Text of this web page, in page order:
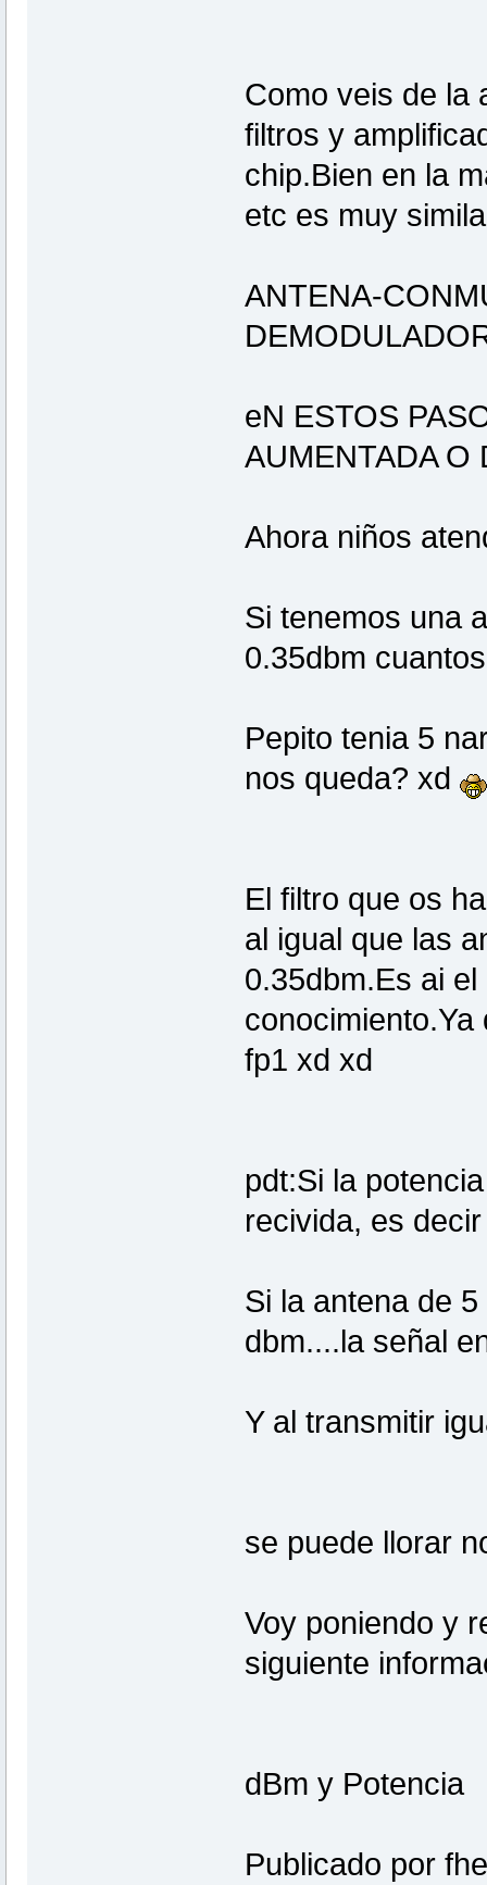
Como veis de la
filtros y
chip.Bien en la
etc es muy
ANTENA-
eN ESTOS
AUMENTADA O
Ahora niños
Si tenemos una
0.35dbm
Pepito tenia 5
nos queda? xd
El filtro que os
al igual que las
0.35dbm.Es ai
fp1 xd xd
pdt:Si la
recivida, es
Si la antena de
dbm....la señal
Y al transmitir
se puede llorar
Voy poniendo y
siguiente
dBm y Potencia
Publicado por